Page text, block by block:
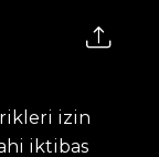
izin
iktibas